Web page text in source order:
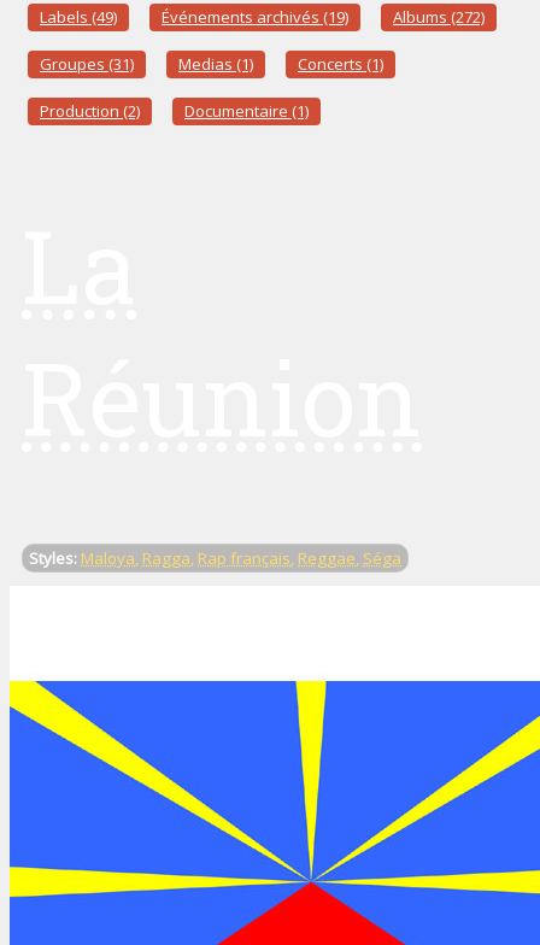
Labels (49) Événements archivés (19) Albums (272)
Groupes (31) Medias (1) Concerts (1)
Production (2) Documentaire (1)
Styles: Maloya, Ragga, Rap français, Reggae, Séga